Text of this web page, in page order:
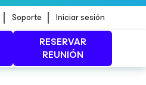
Soporte Iniciar sesión
RESERVAR
REUNIÓN